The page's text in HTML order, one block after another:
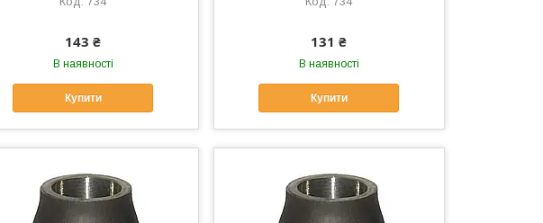
143 ₴
В наявності
Купити
131 ₴
В наявності
Купити